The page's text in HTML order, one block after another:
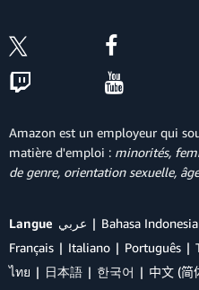
Amazon est un employeur qui
matière d'emploi : minorités,
de genre, orientation sexuelle, âge
Langue عربي Bahasa Indonesia
Français
Italiano Português
ไทย
日本語 한국어 中文 (简